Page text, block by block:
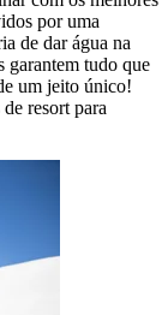
por uma
de dar água na
garantem tudo que
um jeito único!
resort para